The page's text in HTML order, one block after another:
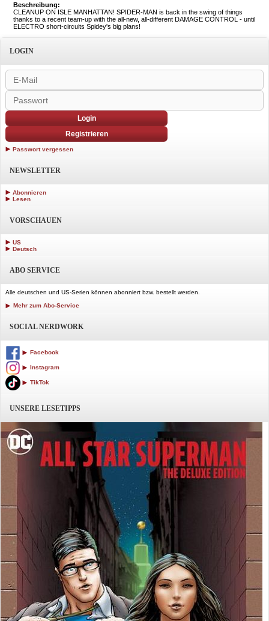
Beschreibung:
CLEANUP ON ISLE MANHATTAN! SPIDER-MAN is back in the swing of things
thanks to a recent team-up with the all-new, all-different DAMAGE CONTROL - until
ELECTRO short-circuits Spidey's big plans!
LOGIN
Login
Registrieren
Passwort vergessen
NEWSLETTER
Abonnieren
Lesen
VORSCHAUEN
US
Deutsch
ABO SERVICE
Alle deutschen und US-Serien können abonniert bzw. bestellt werden.
Mehr zum Abo-Service
SOCIAL NERDWORK
Facebook
Instagram
TikTok
UNSERE LESETIPPS